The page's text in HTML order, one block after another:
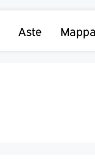
Aste Mappa